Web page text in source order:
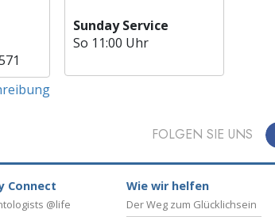
Sunday Service
So 11:00 Uhr
FOLGEN SIE UNS
Connect
@life
Wie wir helfen
Der Weg zum Glücklichsein